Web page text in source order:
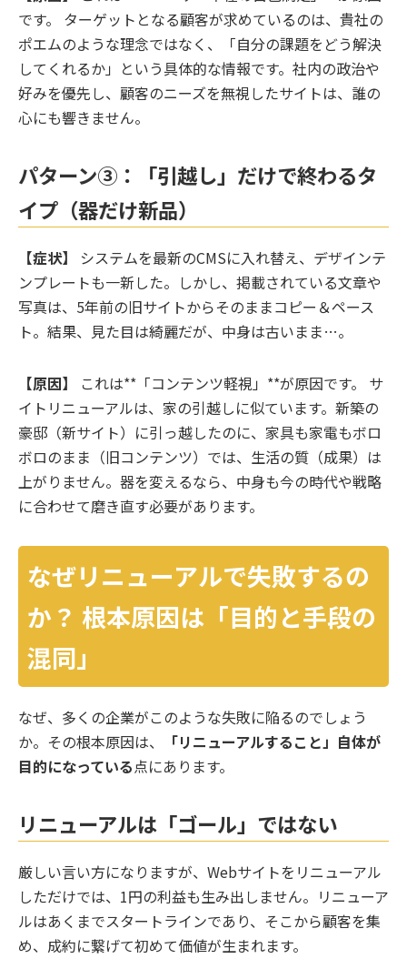
です。 ターゲットとなる顧客が求めているのは、貴社の
ポエムのような理念ではなく、「自分の課題をどう解決
してくれるか」という具体的な情報です。社内の政治や
好みを優先し、顧客のニーズを無視したサイトは、誰の
心にも響きません。
パターン③：「引越し」だけで終わるタ
イプ（器だけ新品）
【症状】
システムを最新のCMSに入れ替え、デザインテ
ンプレートも一新した。しかし、掲載されている文章や
写真は、5年前の旧サイトからそのままコピー＆ペース
ト。結果、見た目は綺麗だが、中身は古いまま…。
【原因】
これは**「コンテンツ軽視」**が原因です。 サ
イトリニューアルは、家の引越しに似ています。新築の
豪邸（新サイト）に引っ越したのに、家具も家電もボロ
ボロのまま（旧コンテンツ）では、生活の質（成果）は
上がりません。器を変えるなら、中身も今の時代や戦略
に合わせて磨き直す必要があります。
なぜリニューアルで失敗するの
か？ 根本原因は「目的と手段の
混同」
なぜ、多くの企業がこのような失敗に陥るのでしょう
か。その根本原因は、
「リニューアルすること」自体が
目的になっている点にあります。
リニューアルは「ゴール」ではない
厳しい言い方になりますが、Webサイトをリニューアル
しただけでは、1円の利益も生み出しません。リニューア
ルはあくまでスタートラインであり、そこから顧客を集
め、成約に繋げて初めて価値が生まれます。